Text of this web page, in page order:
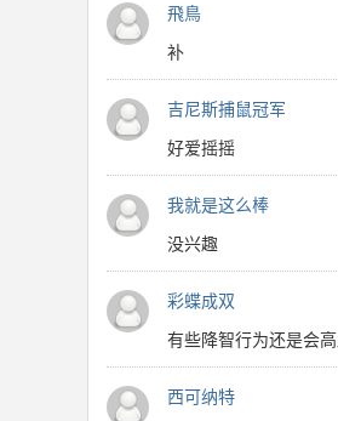
飛鳥
补
吉尼斯捕鼠冠军
好爱摇摇
我就是这么棒
没兴趣
彩蝶成双
有些降智行为还是会
西可纳特